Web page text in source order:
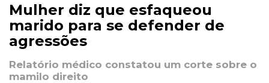
Mulher diz que esfaqueou
marido para se defender de
agressões
Relatório médico constatou um corte sobre o
mamilo direito